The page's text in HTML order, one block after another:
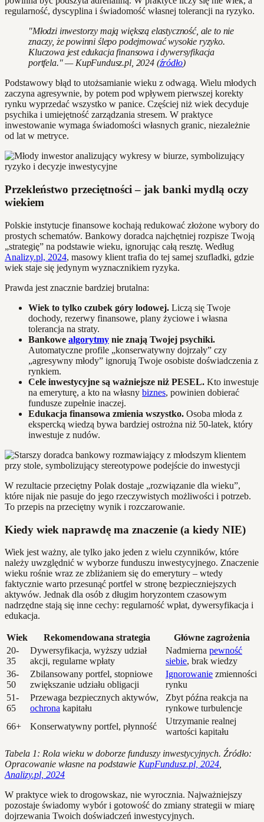
regularność, dyscyplina i świadomość własnej tolerancji na ryzyko.
"Młodzi inwestorzy mają większą elastyczność, ale to nie
znaczy, że powinni ślepo podejmować wysokie ryzyko.
Kluczowa jest edukacja finansowa i dywersyfikacja
portfela." — KupFundusz.pl, 2024 (źródło)
Podstawowy błąd to utożsamianie wieku z odwagą. Wielu młodych
zaczyna agresywnie, by potem pod wpływem pierwszej korekty
rynku wyprzedać wszystko w panice. Częściej niż wiek decyduje
psychika i umiejętność zarządzania stresem. W praktyce
inwestowanie wymaga świadomości własnych granic, niezależnie
od lat w metryce.
Przekleństwo przeciętności – jak banki mydlą oczy
wiekiem
Polskie instytucje finansowe kochają redukować złożone wybory do
prostych schematów. Bankowy doradca najchętniej rozpisze Twoją
„strategię” na podstawie wieku, ignorując całą resztę. Według
Analizy.pl, 2024, masowy klient trafia do tej samej szufladki, gdzie
wiek staje się jedynym wyznacznikiem ryzyka.
Prawda jest znacznie bardziej brutalna:
Wiek to tylko czubek góry lodowej. Liczą się Twoje
dochody, rezerwy finansowe, plany życiowe i własna
tolerancja na straty.
Bankowe algorytmy nie znają Twojej psychiki.
Automatyczne profile „konserwatywny dojrzały” czy
„agresywny młody” ignorują Twoje osobiste doświadczenia z
rynkiem.
Cele inwestycyjne są ważniejsze niż PESEL. Kto inwestuje
na emeryturę, a kto na własny biznes, powinien dobierać
fundusze zupełnie inaczej.
Edukacja finansowa zmienia wszystko. Osoba młoda z
ekspercką wiedzą bywa bardziej ostrożna niż 50-latek, który
inwestuje z nudów.
W rezultacie przeciętny Polak dostaje „rozwiązanie dla wieku”,
które nijak nie pasuje do jego rzeczywistych możliwości i potrzeb.
To przepis na przeciętny wynik i rozczarowanie.
Kiedy wiek naprawdę ma znaczenie (a kiedy NIE)
Wiek jest ważny, ale tylko jako jeden z wielu czynników, które
należy uwzględnić w wyborze funduszu inwestycyjnego. Znaczenie
wieku rośnie wraz ze zbliżaniem się do emerytury – wtedy
faktycznie warto przesunąć portfel w stronę bezpieczniejszych
aktywów. Jednak dla osób z długim horyzontem czasowym
nadrzędne stają się inne cechy: regularność wpłat, dywersyfikacja i
edukacja.
Wiek Rekomendowana strategia
Główne zagrożenia
20-
35
Dywersyfikacja, wyższy udział
akcji, regularne wpłaty
Nadmierna pewność
siebie, brak wiedzy
36-
50
Zbilansowany portfel, stopniowe
zwiększanie udziału obligacji
Ignorowanie zmienności
rynku
51-
65
Przewaga bezpiecznych aktywów,
ochrona kapitału
Zbyt późna reakcja na
rynkowe turbulencje
66+
Konserwatywny portfel, płynność
Utrzymanie realnej
wartości kapitału
Tabela 1: Rola wieku w doborze funduszy inwestycyjnych. Źródło:
Opracowanie własne na podstawie KupFundusz.pl, 2024
Analizy.pl, 2024
W praktyce wiek to drogowskaz, nie wyrocznia. Najważniejszy
pozostaje świadomy wybór i gotowość do zmiany strategii w miarę
dojrzewania Twoich doświadczeń inwestycyjnych.